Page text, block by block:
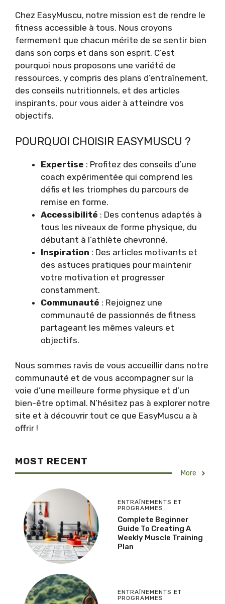
Chez EasyMuscu, notre mission est de rendre le
fitness accessible à tous. Nous croyons
fermement que chacun mérite de se sentir bien
dans son corps et dans son esprit. C’est
pourquoi nous proposons une variété de
ressources, y compris des plans d’entraînement,
des conseils nutritionnels, et des articles
inspirants, pour vous aider à atteindre vos
objectifs.
POURQUOI CHOISIR EASYMUSCU ?
Expertise : Profitez des conseils d’une
coach expérimentée qui comprend les
défis et les triomphes du parcours de
remise en forme.
Accessibilité : Des contenus adaptés à
tous les niveaux de forme physique, du
débutant à l’athlète chevronné.
Inspiration : Des articles motivants et
des astuces pratiques pour maintenir
votre motivation et progresser
constamment.
Communauté : Rejoignez une
communauté de passionnés de fitness
partageant les mêmes valeurs et
objectifs.
Nous sommes ravis de vous accueillir dans notre
communauté et de vous accompagner sur la
voie d’une meilleure forme physique et d’un
bien-être optimal. N’hésitez pas à explorer notre
site et à découvrir tout ce que EasyMuscu a à
offrir !
MOST RECENT
More
ENTRAÎNEMENTS ET
PROGRAMMES
Complete Beginner
Guide To Creating A
Weekly Muscle Training
Plan
ENTRAÎNEMENTS ET
PROGRAMMES